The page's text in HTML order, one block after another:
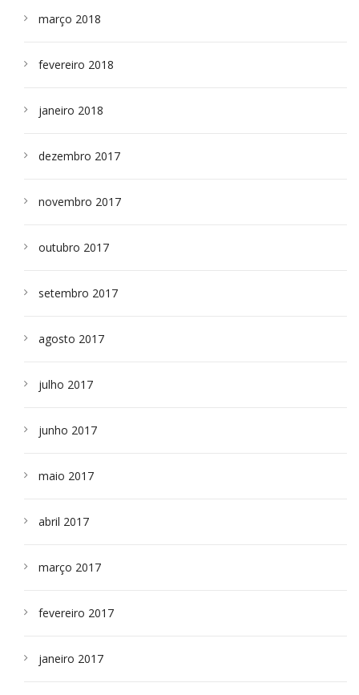
março 2018
fevereiro 2018
janeiro 2018
dezembro 2017
novembro 2017
outubro 2017
setembro 2017
agosto 2017
julho 2017
junho 2017
maio 2017
abril 2017
março 2017
fevereiro 2017
janeiro 2017